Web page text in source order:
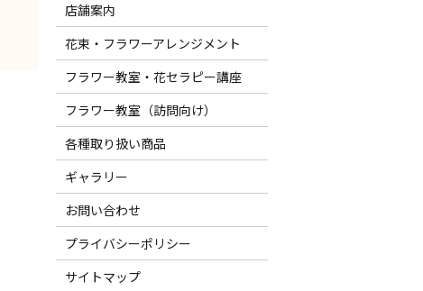
店舗案内
花束・フラワーアレンジメント
フラワー教室・花セラピー講座
フラワー教室（訪問向け）
各種取り扱い商品
ギャラリー
お問い合わせ
プライバシーポリシー
サイトマップ